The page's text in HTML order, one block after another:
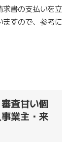
書の支払いを立
すので、参考に
査甘い個
業主・来